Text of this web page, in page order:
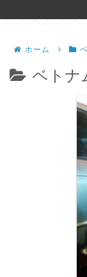
ホーム
ベトナ